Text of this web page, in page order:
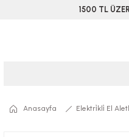
1500 TL
Anasayfa Elektri̇kli̇ El